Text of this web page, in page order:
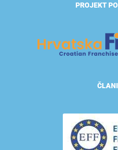
PROJEKT